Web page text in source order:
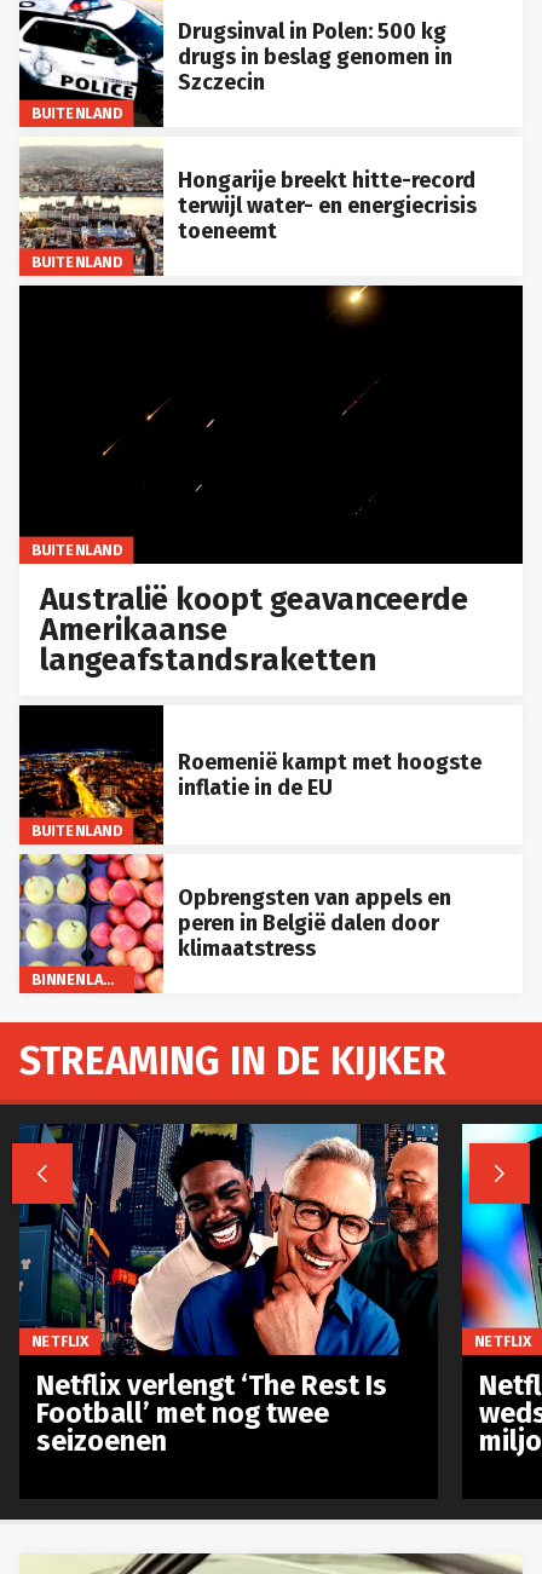
BUITENLAND
Drugsinval in Polen: 500 kg
drugs in beslag genomen in
Szczecin
BUITENLAND
Hongarije breekt hitte-record
terwijl water- en energiecrisis
toeneemt
BUITENLAND
Australië koopt geavanceerde
Amerikaanse
langeafstandsraketten
BUITENLAND
Roemenië kampt met hoogste
inflatie in de EU
BINNENLAND
Opbrengsten van appels en
peren in België dalen door
klimaatstress
STREAMING IN DE KIJKER
 
NETFLIX
Netflix verlengt ‘The Rest Is
Football’ met nog twee
seizoenen
NETFLIX